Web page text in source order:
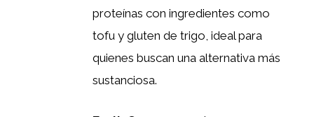
proteínas con ingredientes como
tofu y gluten de trigo, ideal para
quienes buscan una alternativa más
sustanciosa.